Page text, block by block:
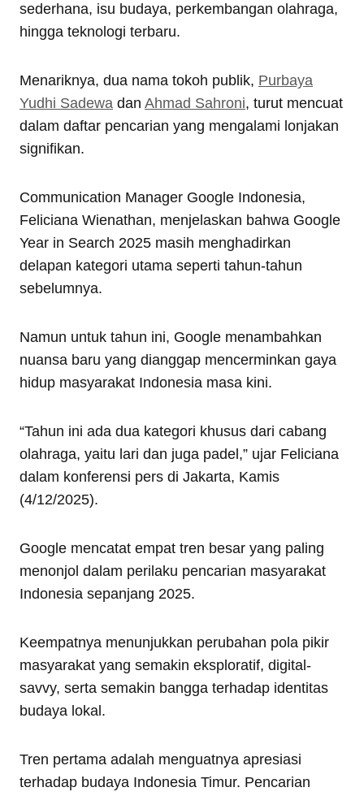
sederhana, isu budaya, perkembangan olahraga,
hingga teknologi terbaru.
Menariknya, dua nama tokoh publik, Purbaya
Yudhi Sadewa dan Ahmad Sahroni, turut mencuat
dalam daftar pencarian yang mengalami lonjakan
signifikan.
Communication Manager Google Indonesia,
Feliciana Wienathan, menjelaskan bahwa Google
Year in Search 2025 masih menghadirkan
delapan kategori utama seperti tahun-tahun
sebelumnya.
Namun untuk tahun ini, Google menambahkan
nuansa baru yang dianggap mencerminkan gaya
hidup masyarakat Indonesia masa kini.
“Tahun ini ada dua kategori khusus dari cabang
olahraga, yaitu lari dan juga padel,” ujar Feliciana
dalam konferensi pers di Jakarta, Kamis
(4/12/2025).
Google mencatat empat tren besar yang paling
menonjol dalam perilaku pencarian masyarakat
Indonesia sepanjang 2025.
Keempatnya menunjukkan perubahan pola pikir
masyarakat yang semakin eksploratif, digital-
savvy, serta semakin bangga terhadap identitas
budaya lokal.
Tren pertama adalah menguatnya apresiasi
terhadap budaya Indonesia Timur. Pencarian